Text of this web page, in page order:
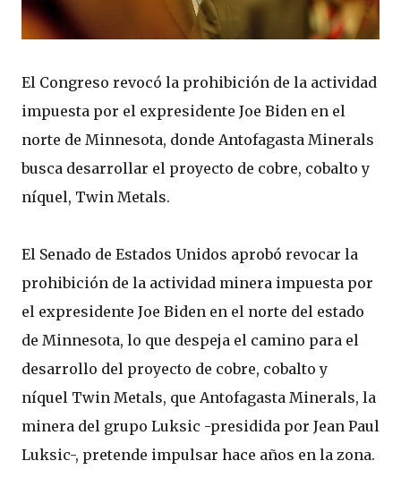
El Congreso revocó la prohibición de la actividad
impuesta por el expresidente Joe Biden en el
norte de Minnesota, donde Antofagasta Minerals
busca desarrollar el proyecto de cobre, cobalto y
níquel, Twin Metals.
El Senado de Estados Unidos aprobó revocar la
prohibición de la actividad minera impuesta por
el expresidente Joe Biden en el norte del estado
de Minnesota, lo que despeja el camino para el
desarrollo del proyecto de cobre, cobalto y
níquel Twin Metals, que Antofagasta Minerals, la
minera del grupo Luksic -presidida por Jean Paul
Luksic-, pretende impulsar hace años en la zona.